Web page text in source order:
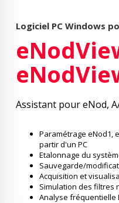
Logiciel PC Windows
Assistant pour eNod,
Paramétrage eNod1,
partir d'un PC
Etalonnage du
Sauvegarde/
Acquisition et
Simulation des filtres
Analyse fréquentielle